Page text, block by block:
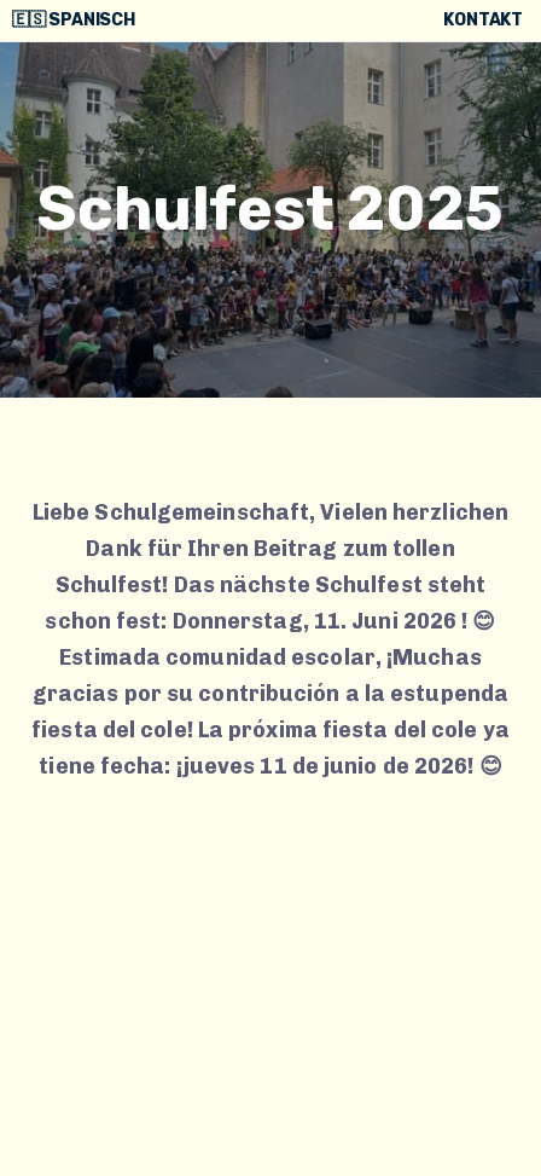
🇪🇸 SPANISCH KONTAKT
Schulfest 2025
Liebe Schulgemeinschaft, Vielen herzlichen
Dank für Ihren Beitrag zum tollen
Schulfest! Das nächste Schulfest steht
schon fest: Donnerstag, 11. Juni 2026 ! 😊
Estimada comunidad escolar, ¡Muchas
gracias por su contribución a la estupenda
fiesta del cole! La próxima fiesta del cole ya
tiene fecha: ¡jueves 11 de junio de 2026! 😊